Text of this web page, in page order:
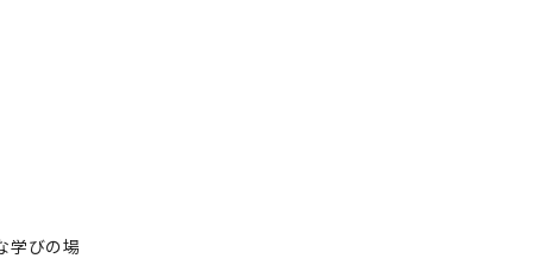
学びの場